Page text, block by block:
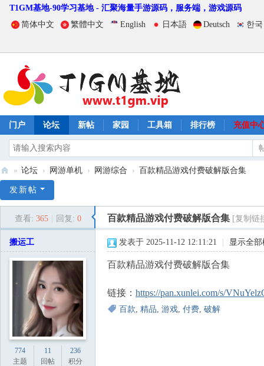
T1GM基地-90学习基地 - 汇聚海量手游源码，服务端，游戏源码
简体中文
繁體中文 English 日本語 Deutsch 한
门户 论坛 新帖 家园 工具箱 排行榜 充值中
1
» 论坛 › 网游单机 › 网游综合 › 百款精品游戏付费破解版合集
发新帖
查看: 365 回复: 0 百款精品游戏付费破解版合集 [复制链
搬运工
774
主题
11
回帖
236
积分
发表于 2025-11-12 12:11:21 显示全
百款精品游戏付费破解版合集
链接： https://pan.xunlei.com/s/
百款, 精品, 游戏, 付费, 破解